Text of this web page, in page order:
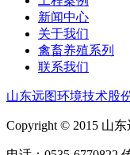
新闻中心
关于我们
禽畜养殖系列
联系我们
山东远图环境技术股
Copyright © 2015 山